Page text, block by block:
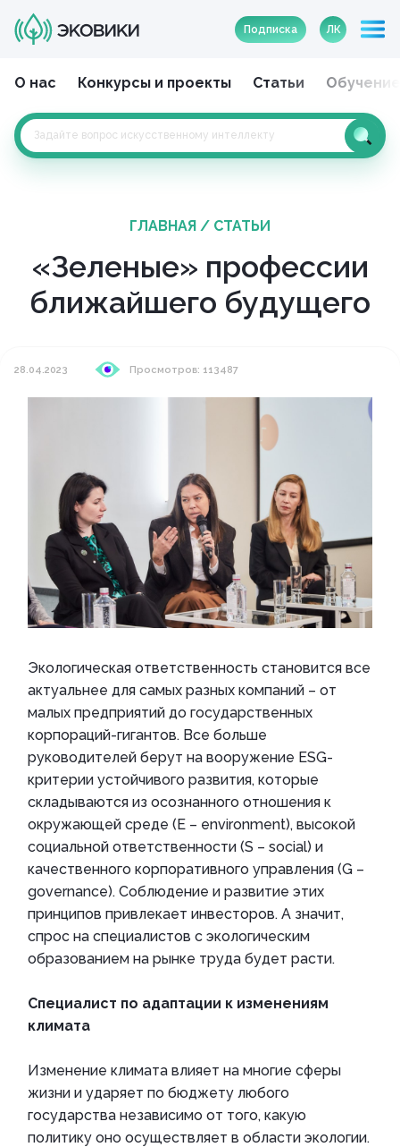
Подписка ЛК
О нас Конкурсы и проекты Статьи Обучение
ГЛАВНАЯ / СТАТЬИ
«Зеленые» профессии
ближайшего будущего
28.04.2023 Просмотров: 113487
Экологическая ответственность становится все
актуальнее для самых разных компаний – от
малых предприятий до государственных
корпораций-гигантов. Все больше
руководителей берут на вооружение ESG-
критерии устойчивого развития, которые
складываются из осознанного отношения к
окружающей среде (E – environment), высокой
социальной ответственности (S – social) и
качественного корпоративного управления (G –
governance). Соблюдение и развитие этих
принципов привлекает инвесторов. А значит,
спрос на специалистов с экологическим
образованием на рынке труда будет расти.
Специалист по адаптации к изменениям
климата
Изменение климата влияет на многие сферы
жизни и ударяет по бюджету любого
государства независимо от того, какую
политику оно осуществляет в области экологии.